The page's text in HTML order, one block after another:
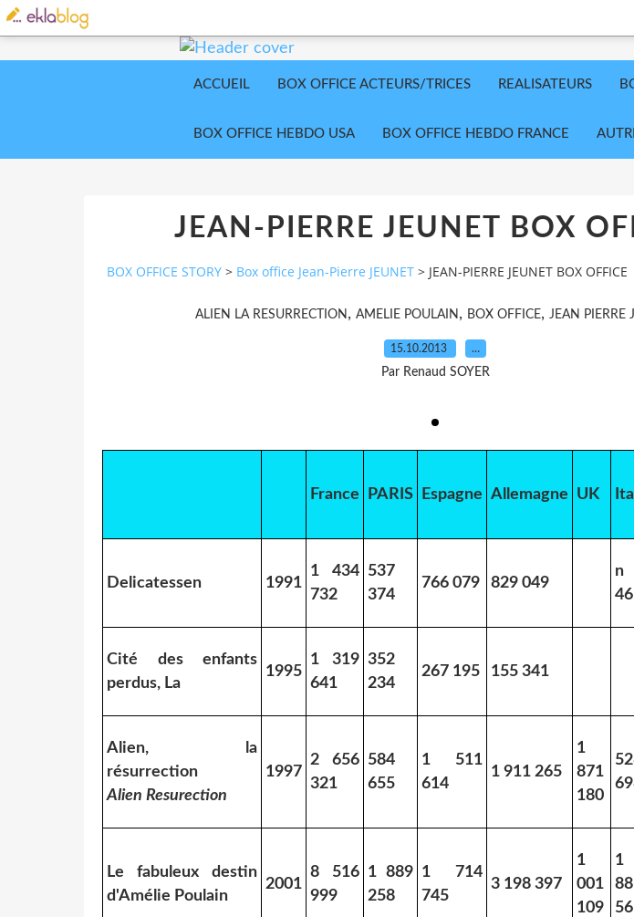
ACCUEIL BOX OFFICE ACTEURS/TRICES REALISATEURS
BOX OFFICE HEBDO USA BOX OFFICE HEBDO FRANCE
JEAN-PIERRE JEUNET BOX
BOX OFFICE STORY > Box office Jean-Pierre JEUNET > JEAN-PIERRE JEUNET BOX OFFICE
ALIEN LA RESURRECTION , AMELIE POULAIN , BOX OFFICE, JEAN PIERRE
15.10.2013 …
Par Renaud SOYER
France PARIS Espagne Allemagne UK
Delicatessen 1991
1 434
732
537
374
766 079 829 049
n
46
Cité des enfants
perdus, La
1995
1 319
641
352
234
267 195 155 341
Alien, la
résurrection
Alien Resurection
1997
2 656
321
584
655
1 511
614
1 911 265
1
871
180
Le fabuleux destin
d'Amélie Poulain
2001
8 516
999
1 889
258
1 714
745
3 198 397
1
001
109
1